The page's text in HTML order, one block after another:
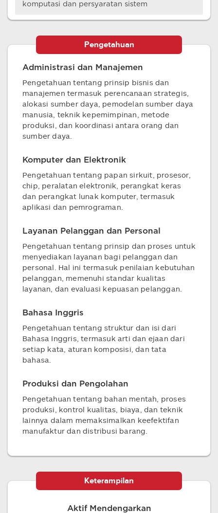
komputasi dan persyaratan sistem
Pengetahuan
Administrasi dan Manajemen
Pengetahuan tentang prinsip bisnis dan
manajemen termasuk perencanaan strategis,
alokasi sumber daya, pemodelan sumber daya
manusia, teknik kepemimpinan, metode
produksi, dan koordinasi antara orang dan
sumber daya.
Komputer dan Elektronik
Pengetahuan tentang papan sirkuit, prosesor,
chip, peralatan elektronik, perangkat keras
dan perangkat lunak komputer, termasuk
aplikasi dan pemrograman.
Layanan Pelanggan dan Personal
Pengetahuan tentang prinsip dan proses untuk
menyediakan layanan bagi pelanggan dan
personal. Hal ini termasuk penilaian kebutuhan
pelanggan, memenuhi standar kualitas
layanan, dan evaluasi kepuasan pelanggan.
Bahasa Inggris
Pengetahuan tentang struktur dan isi dari
Bahasa Inggris, termasuk arti dan ejaan dari
setiap kata, aturan komposisi, dan tata
bahasa.
Produksi dan Pengolahan
Pengetahuan tentang bahan mentah, proses
produksi, kontrol kualitas, biaya, dan teknik
lainnya dalam memaksimalkan keefektifan
manufaktur dan distribusi barang.
Keterampilan
Aktif Mendengarkan